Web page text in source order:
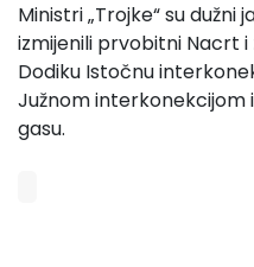
Ministri „Trojke“ su dužni
izmijenili prvobitni Nacrt
Dodiku Istočnu
Južnom interkonekcijom
gasu.